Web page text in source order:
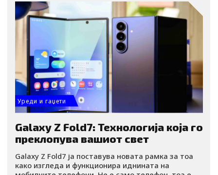
со повеќе од 160 технологии за слики засновани
на вештачка интелигенција, Galaxy Z Fold7
беспрекорно ги обединува премиум
перформансите на камерата и интелигентната
обработка во флексибилниот, преклоплив дизајн.
Уреди и гаџети
Galaxy Z Fold7: Технологија која го
преклопува вашиот свет
Galaxy Z Fold7 ја поставува новата рамка за тоа
како изгледа и функционира иднината на